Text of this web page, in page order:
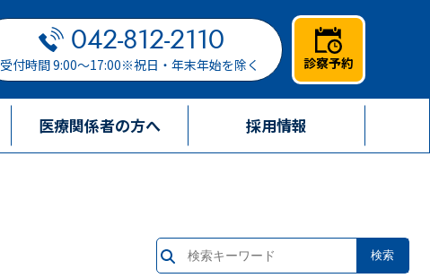
042-812-2110
受付時間 9:00～17:00※祝日・年末年始を除く 診察予約
医療関係者の方へ 採用情報